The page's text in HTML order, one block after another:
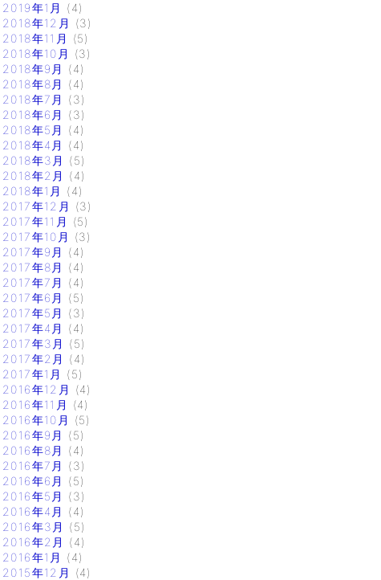
2019年1月
(4)
2018年12月
(3)
2018年11月
(5)
2018年10月
(3)
2018年9月
(4)
2018年8月
(4)
2018年7月
(3)
2018年6月
(3)
2018年5月
(4)
2018年4月
(4)
2018年3月
(5)
2018年2月
(4)
2018年1月
(4)
2017年12月
(3)
2017年11月
(5)
2017年10月
(3)
2017年9月
(4)
2017年8月
(4)
2017年7月
(4)
2017年6月
(5)
2017年5月
(3)
2017年4月
(4)
2017年3月
(5)
2017年2月
(4)
2017年1月
(5)
2016年12月
(4)
2016年11月
(4)
2016年10月
(5)
2016年9月
(5)
2016年8月
(4)
2016年7月
(3)
2016年6月
(5)
2016年5月
(3)
2016年4月
(4)
2016年3月
(5)
2016年2月
(4)
2016年1月
(4)
2015年12月
(4)